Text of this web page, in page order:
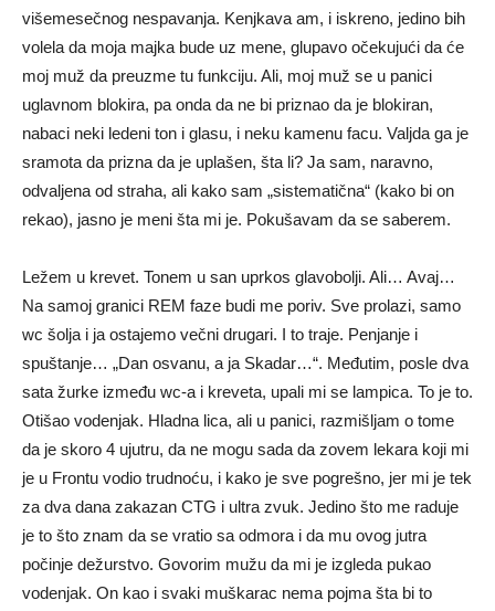
višemesečnog nespavanja. Kenjkava am, i iskreno, jedino bih
volela da moja majka bude uz mene, glupavo očekujući da će
moj muž da preuzme tu funkciju. Ali, moj muž se u panici
uglavnom blokira, pa onda da ne bi priznao da je blokiran,
nabaci neki ledeni ton i glasu, i neku kamenu facu. Valjda ga je
sramota da prizna da je uplašen, šta li? Ja sam, naravno,
odvaljena od straha, ali kako sam „sistematična“ (kako bi on
rekao), jasno je meni šta mi je. Pokušavam da se saberem.
Ležem u krevet. Tonem u san uprkos glavobolji. Ali… Avaj…
Na samoj granici REM faze budi me poriv. Sve prolazi, samo
wc šolja i ja ostajemo večni drugari. I to traje. Penjanje i
spuštanje… „Dan osvanu, a ja Skadar…“. Međutim, posle dva
sata žurke između wc-a i kreveta, upali mi se lampica. To je to.
Otišao vodenjak. Hladna lica, ali u panici, razmišljam o tome
da je skoro 4 ujutru, da ne mogu sada da zovem lekara koji mi
je u Frontu vodio trudnoću, i kako je sve pogrešno, jer mi je tek
za dva dana zakazan CTG i ultra zvuk. Jedino što me raduje
je to što znam da se vratio sa odmora i da mu ovog jutra
počinje dežurstvo. Govorim mužu da mi je izgleda pukao
vodenjak. On kao i svaki muškarac nema pojma šta bi to